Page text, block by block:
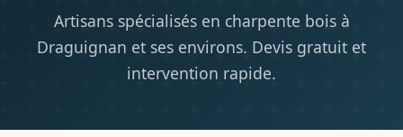
Artisans spécialisés en charpente bois à
Draguignan et ses environs. Devis gratuit et
intervention rapide.